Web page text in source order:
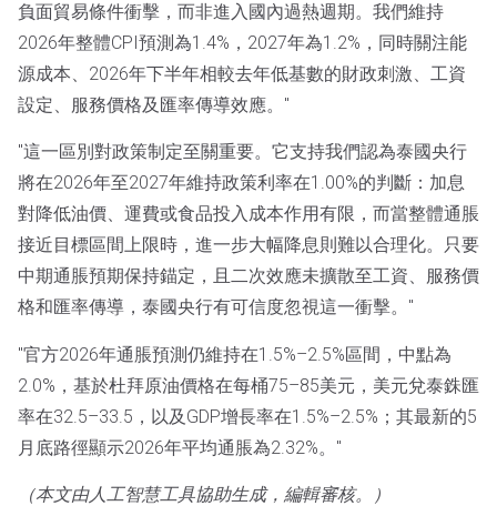
負面貿易條件衝擊，而非進入國內過熱週期。我們維持
2026年整體CPI預測為1.4%，2027年為1.2%，同時關注能
源成本、2026年下半年相較去年低基數的財政刺激、工資
設定、服務價格及匯率傳導效應。"
"這一區別對政策制定至關重要。它支持我們認為泰國央行
將在2026年至2027年維持政策利率在1.00%的判斷：加息
對降低油價、運費或食品投入成本作用有限，而當整體通脹
接近目標區間上限時，進一步大幅降息則難以合理化。只要
中期通脹預期保持錨定，且二次效應未擴散至工資、服務價
格和匯率傳導，泰國央行有可信度忽視這一衝擊。"
"官方2026年通脹預測仍維持在1.5%–2.5%區間，中點為
2.0%，基於杜拜原油價格在每桶75–85美元，美元兌泰銖匯
率在32.5–33.5，以及GDP增長率在1.5%–2.5%；其最新的5
月底路徑顯示2026年平均通脹為2.32%。"
（本文由人工智慧工具協助生成，編輯審核。）